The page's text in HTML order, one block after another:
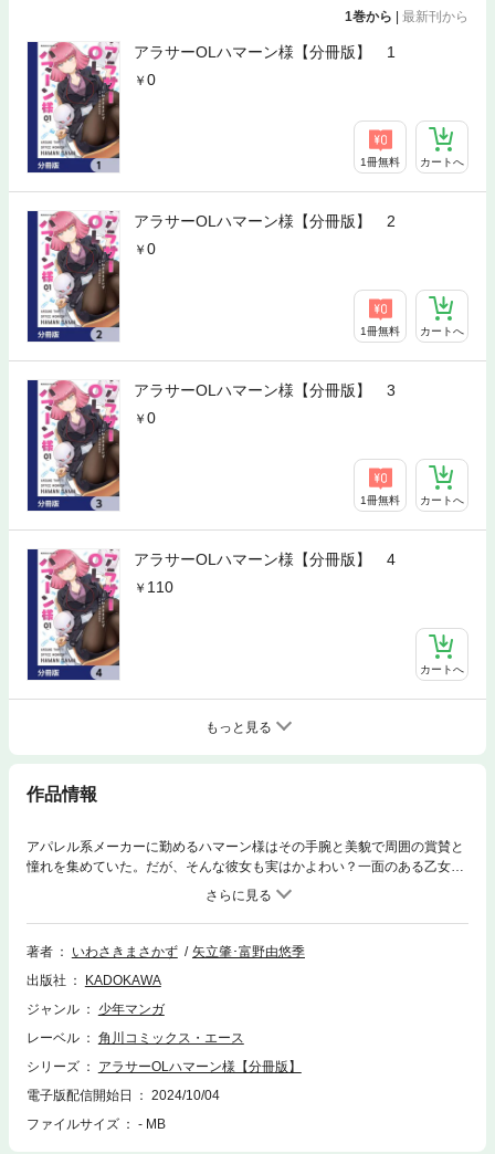
1巻から | 最新刊から
アラサーOLハマーン様【分冊版】 1
0
1冊無料 カートへ
アラサーOLハマーン様【分冊版】 2
0
1冊無料 カートへ
アラサーOLハマーン様【分冊版】 3
0
1冊無料 カートへ
アラサーOLハマーン様【分冊版】 4
110
カートへ
もっと見る
作品情報
アパレル系メーカーに勤めるハマーン様はその手腕と美貌で周囲の賞賛と
憧れを集めていた。だが、そんな彼女も実はかよわい？一面のある乙女な
のだ。理想と現実の狭間で揺れ動く、おひとりさま日常コメディ！ 分冊
版第1弾。※本作品は単行本を分割したもので、本編内容は同一のものとな
ります。重複購入にご注意ください。
著者
いわさきまさかず
矢立肇･富野由悠季
出版社
KADOKAWA
ジャンル
少年マンガ
レーベル
角川コミックス・エース
シリーズ
アラサーOLハマーン様【分冊版】
電子版配信開始日
2024/10/04
ファイルサイズ
- MB